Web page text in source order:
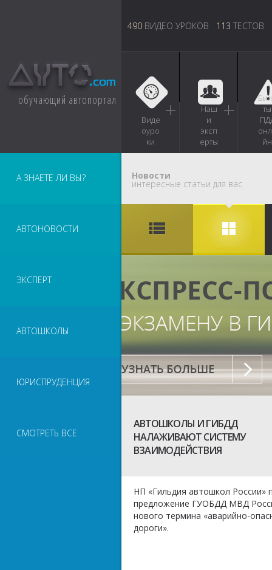
обучающий автопортал
490 ВИДЕО УРОКОВ 113 ТЕСТОВ
Виде
оуро
ки
Наш
и
эксп
ерты
ты
йн
А ЗНАЕТЕ ЛИ ВЫ?
АВТОНОВОСТИ
ЭКСПЕРТ
АВТОШКОЛЫ
ЮРИСПРУДЕНЦИЯ
СМОТРЕТЬ ВСЕ
Новости
интересные статьи для вас
АВТОШКОЛЫ И ГИБДД
НАЛАЖИВАЮТ СИСТЕМУ
ВЗАИМОДЕЙСТВИЯ
НП «Гильдия автошкол России»
предложение ГУОБДД МВД
нового термина «аварийно-
дороги».